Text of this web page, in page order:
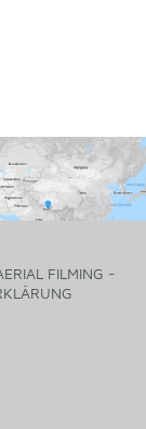
FILMING -